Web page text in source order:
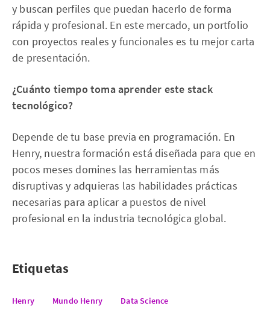
y buscan perfiles que puedan hacerlo de forma
rápida y profesional. En este mercado, un portfolio
con proyectos reales y funcionales es tu mejor carta
de presentación.
¿Cuánto tiempo toma aprender este stack
tecnológico?
Depende de tu base previa en programación. En
Henry, nuestra formación está diseñada para que en
pocos meses domines las herramientas más
disruptivas y adquieras las habilidades prácticas
necesarias para aplicar a puestos de nivel
profesional en la industria tecnológica global.
Etiquetas
Henry Mundo Henry Data Science